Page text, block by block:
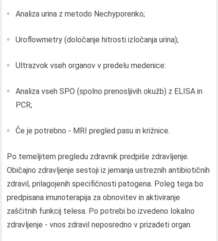
Analiza urina z metodo Nechyporenko;
Uroflowmetry (določanje hitrosti izločanja urina);
Ultrazvok vseh organov v predelu medenice:
Analiza vseh SPO (spolno prenosljivih okužb) z ELISA in
PCR;
Če je potrebno - MRI pregled pasu in križnice.
Po temeljitem pregledu zdravnik predpiše zdravljenje.
Običajno zdravljenje sestoji iz jemanja ustreznih antibiotičnih
zdravil, prilagojenih specifičnosti patogena. Poleg tega bo
predpisana imunoterapija za obnovitev in aktiviranje
zaščitnih funkcij telesa. Po potrebi bo izvedeno lokalno
zdravljenje - vnos zdravil neposredno v prizadeti organ.